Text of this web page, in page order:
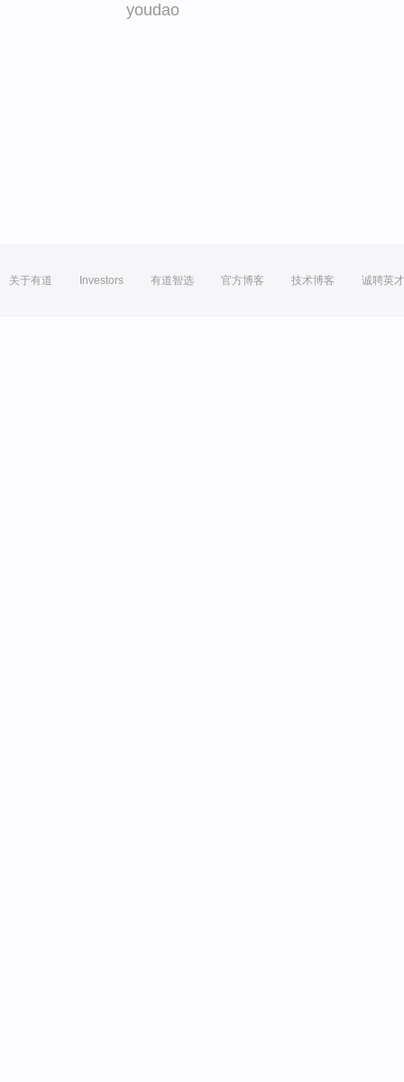
youdao
关于有道 Investors 有道智选 官方博客 技术博客 诚聘英才